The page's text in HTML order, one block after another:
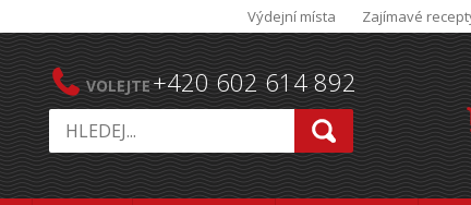
Výdejní místa Zajímavé
VOLEJTE+420 602 614 892